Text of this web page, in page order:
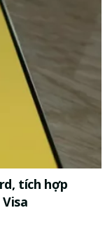
tích hợp